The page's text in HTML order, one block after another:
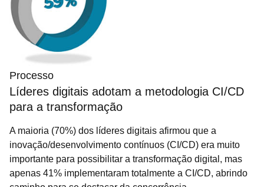
Processo
Líderes digitais adotam a metodologia CI/CD
para a transformação
A maioria (70%) dos líderes digitais afirmou que a
inovação/desenvolvimento contínuos (CI/CD) era muito
importante para possibilitar a transformação digital, mas
apenas 41% implementaram totalmente a CI/CD, abrindo